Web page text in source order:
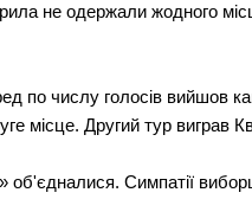
крила не одержали жодного
по числу голосів вийшов
місце. Другий тур виграв
Симпатії